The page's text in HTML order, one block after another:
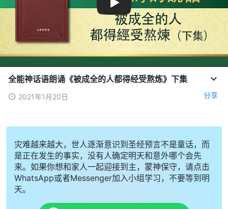
全能神话语朗诵《被成全的人都得经受熬炼》下集
2021年1月20日 分享
灾难越来越大，世人逐渐意识到圣经预言不是童话，而
是正在发生的事实，没有人确定明天和意外哪个会先
来。如果你想和家人一起迎接到主，蒙神保守，请点击
WhatsApp或者Messenger加入小组学习，不要等到明
天。